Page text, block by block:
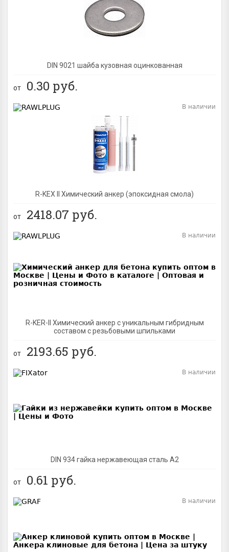
DIN 9021 шайба кузовная оцинкованная
от 0.30 руб.
R-KEX II Химический анкер (эпоксидная смола)
В наличии
от 2418.07 руб.
R-KER-II Химический анкер с уникальным гибридным
составом с резьбовыми шпильками
В наличии
от 2193.65 руб.
DIN 934 гайка нержавеющая сталь A2
В наличии
от 0.61 руб.
В наличии